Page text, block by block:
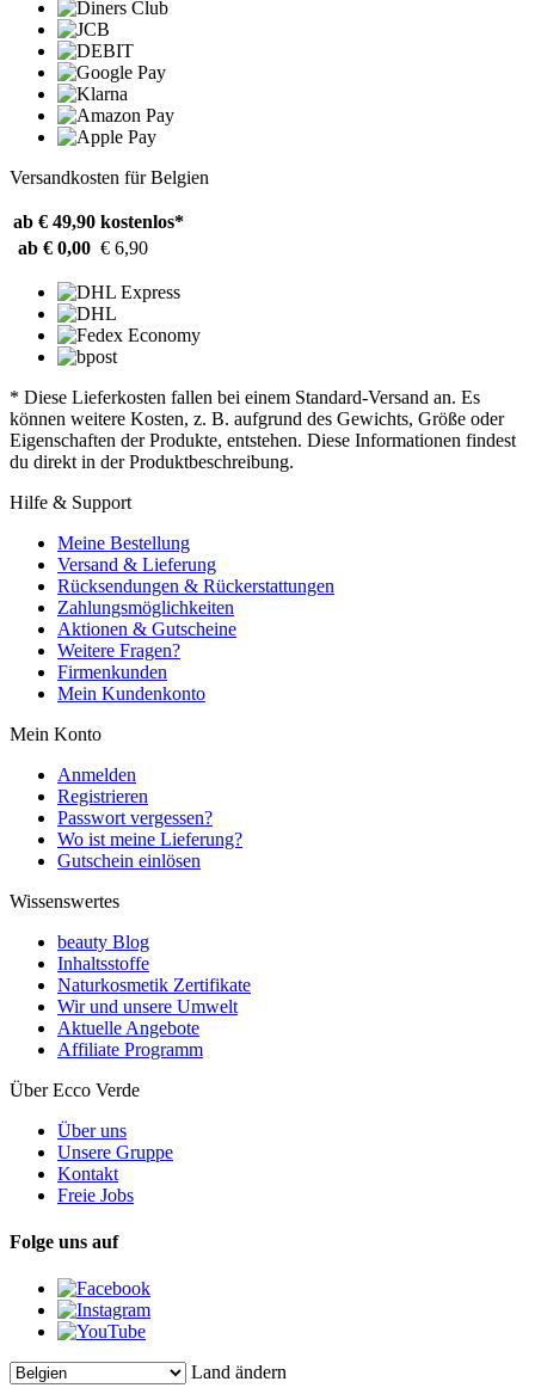
Versandkosten für Belgien
ab € 49,90 kostenlos*
ab € 0,00 € 6,90
* Diese Lieferkosten fallen bei einem Standard-Versand an. Es
können weitere Kosten, z. B. aufgrund des Gewichts, Größe oder
Eigenschaften der Produkte, entstehen. Diese Informationen findest
du direkt in der Produktbeschreibung.
Hilfe & Support
Meine Bestellung
Versand & Lieferung
Rücksendungen & Rückerstattungen
Zahlungsmöglichkeiten
Aktionen & Gutscheine
Weitere Fragen?
Firmenkunden
Mein Kundenkonto
Mein Konto
Anmelden
Registrieren
Passwort vergessen?
Wo ist meine Lieferung?
Gutschein einlösen
Wissenswertes
beauty Blog
Inhaltsstoffe
Naturkosmetik Zertifikate
Wir und unsere Umwelt
Aktuelle Angebote
Affiliate Programm
Über Ecco Verde
Über uns
Unsere Gruppe
Kontakt
Freie Jobs
Folge uns auf
Land ändern